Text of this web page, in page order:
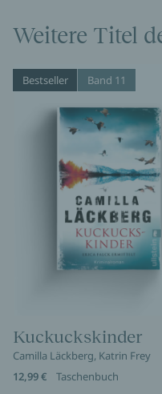
Weitere Titel
Bestseller Band 11
Kuckuckskinder
Camilla Läckberg, Katrin Frey
12,99 €
Taschenbuch